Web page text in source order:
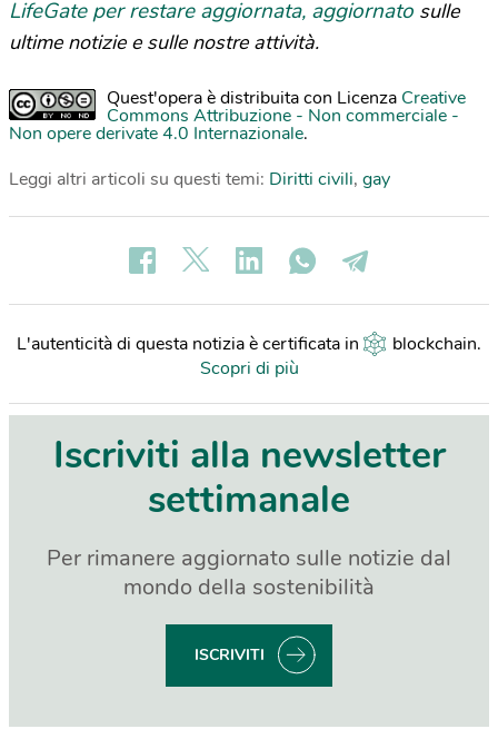
LifeGate per restare aggiornata, aggiornato sulle
ultime notizie e sulle nostre attività.
Quest'opera è distribuita con Licenza Creative
Commons Attribuzione - Non commerciale -
Non opere derivate 4.0 Internazionale.
Leggi altri articoli su questi temi: Diritti civili, gay
L'autenticità di questa notizia è certificata in blockchain.
Scopri di più
Iscriviti alla newsletter
settimanale
Per rimanere aggiornato sulle notizie dal
mondo della sostenibilità
ISCRIVITI